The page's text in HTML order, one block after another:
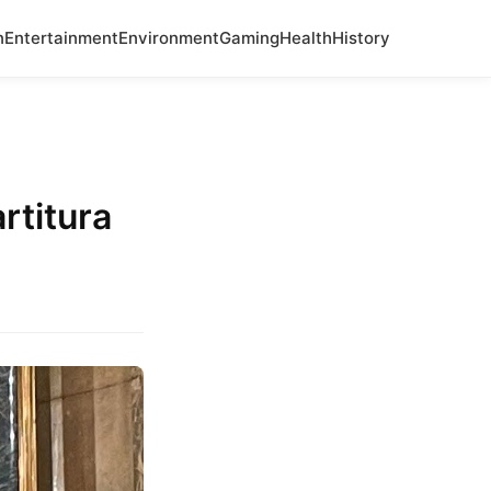
EntertainmentEnvironmentGamingHealthHistory